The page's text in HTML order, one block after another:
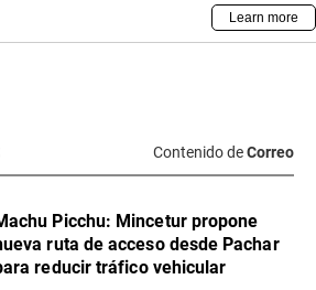
Contenido deCorreo
Picchu: Mincetur propone
ruta de acceso desde Pachar
reducir tráfico vehicular